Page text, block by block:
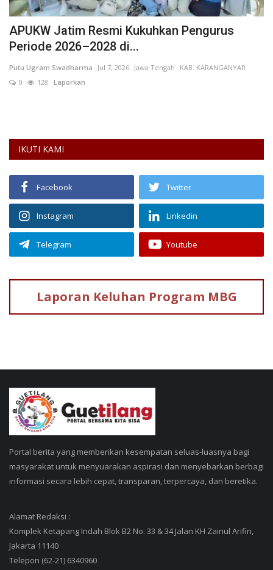
APUKW Jatim Resmi Kukuhkan Pengurus
Periode 2026–2028 di...
Putu Ugram Swadharma Jul 7, 2026 Jawa Tengah
KAB. KARANGANYAR
0
128 Laporkan
IKUTI KAMI
Facebook Twitter
Instagram Linkedin
Telegram Youtube
Laporan Keluhan Program MBG
Portal berita yang memberikan kesempatan seluas-luasnya bagi
masyarakat untuk menyuarakan aspirasi dan menyebarkan berbagi
informasi secara lebih cepat, transparan, terpercaya, dan beretika.
Alamat Redaksi :
Komplek Ketapang Indah Blok B2 No. 33 & 34 Jalan KH Zainul Arifin,
Jakarta 11140
Telepon (62-21) 6340960